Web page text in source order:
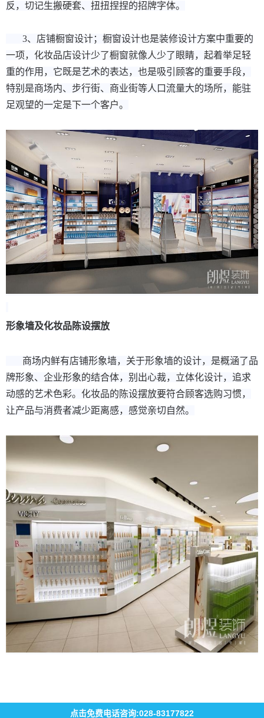
反，切记生搬硬套、扭扭捏捏的招牌字体。
3、店铺橱窗设计；橱窗设计也是装修设计方案中重要的
一项，化妆品店设计少了橱窗就像人少了眼睛，起着举足轻
重的作用，它既是艺术的表达，也是吸引顾客的重要手段，
特别是商场内、步行街、商业街等人口流量大的场所，能驻
足观望的一定是下一个客户。
形象墙及化妆品陈设摆放
商场内鲜有店铺形象墙，关于形象墙的设计，是概涵了品
牌形象、企业形象的结合体，别出心裁，立体化设计，追求
动感的艺术色彩。化妆品的陈设摆放要符合顾客选购习惯，
让产品与消费者减少距离感，感觉亲切自然。
点击免费电话咨询:028-83177822